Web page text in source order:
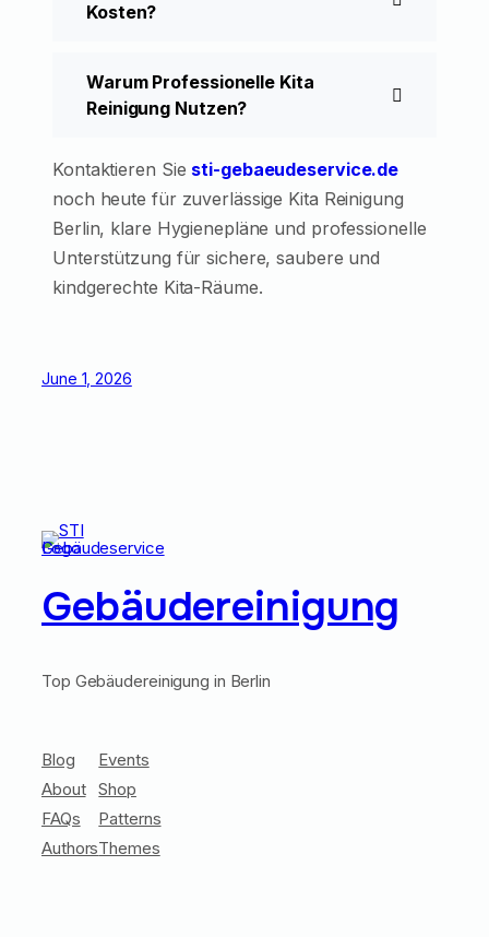
Kosten?
Warum Professionelle Kita
Reinigung Nutzen?
Kontaktieren Sie sti-gebaeudeservice.de
noch heute für zuverlässige Kita Reinigung
Berlin, klare Hygienepläne und professionelle
Unterstützung für sichere, saubere und
kindgerechte Kita-Räume.
June 1, 2026
Gebäudereinigung
Top Gebäudereinigung in Berlin
Blog
About
FAQs
Authors
Events
Shop
Patterns
Themes